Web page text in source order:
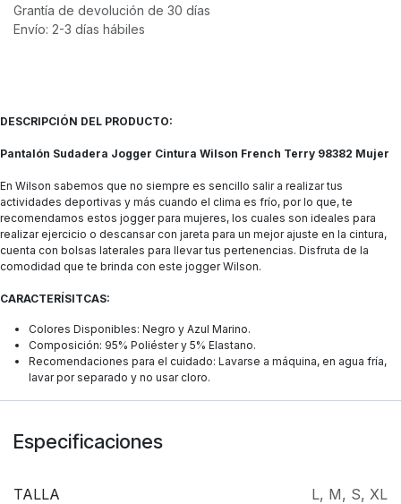
Grantía de devolución de 30 días
Envío: 2-3 días hábiles
DESCRIPCIÓN DEL PRODUCTO:
Pantalón Sudadera Jogger Cintura Wilson French Terry 98382 Mujer
En Wilson sabemos que no siempre es sencillo salir a realizar tus
actividades deportivas y más cuando el clima es frío, por lo que, te
recomendamos estos jogger para mujeres, los cuales son ideales para
realizar ejercicio o descansar con jareta para un mejor ajuste en la cintura,
cuenta con bolsas laterales para llevar tus pertenencias. Disfruta de la
comodidad que te brinda con este jogger Wilson.
CARACTERÍSITCAS:
Colores Disponibles: Negro y Azul Marino.
Composición: 95% Poliéster y 5% Elastano.
Recomendaciones para el cuidado: Lavarse a máquina, en agua fría,
lavar por separado y no usar cloro.
Especificaciones
TALLA L, M, S, XL